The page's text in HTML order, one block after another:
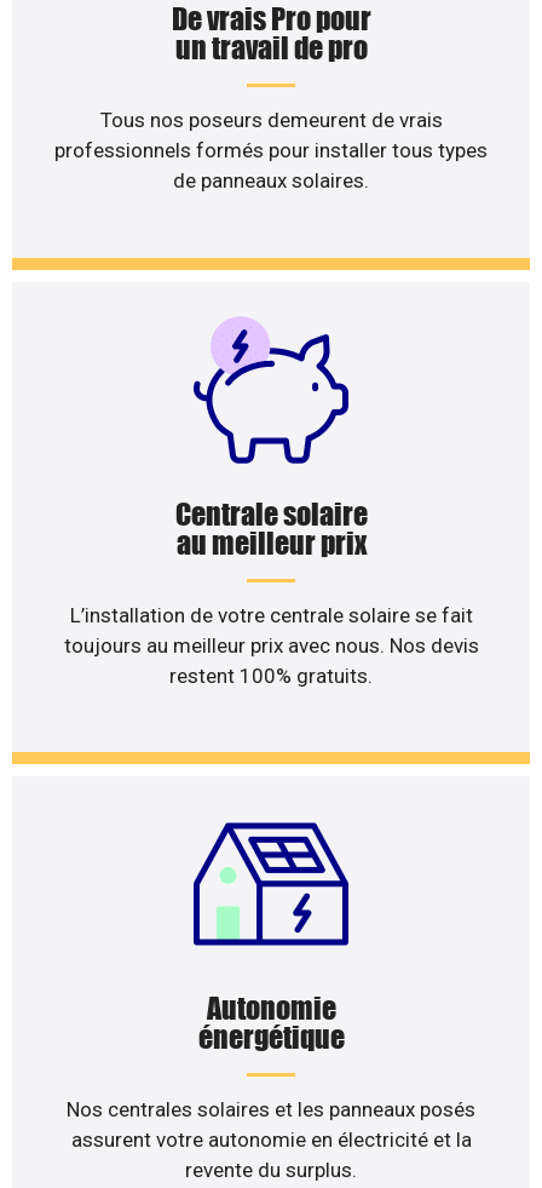
De vrais Pro pour
un travail de pro
Tous nos poseurs demeurent de vrais
professionnels formés pour installer tous types
de panneaux solaires.
Centrale solaire
au meilleur prix
L’installation de votre centrale solaire se fait
toujours au meilleur prix avec nous. Nos devis
restent 100% gratuits.
Autonomie
énergétique
Nos centrales solaires et les panneaux posés
assurent votre autonomie en électricité et la
revente du surplus.